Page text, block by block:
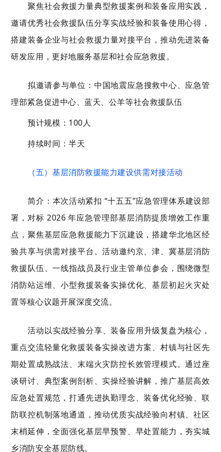
聚焦社会救援力量典型救援案例和装备应用实践，
邀请优秀社会救援队伍分享实战经验和装备使用心得，
搭建装备企业与社会救援力量对接平台，推动先进装备
研发应用，更好地服务基层和社会应急救援。
拟邀请参与单位：中国地震应急搜救中心、应急管
理部紧急促进中心、蓝天、公羊等社会救援队伍
预计规模：100人
持续时间：半天
（五）基层消防救援能力建设供需对接活动
简介：本次活动紧扣 “十五五”应急管理体系建设部
署，对标 2026 年应急管理部基层消防提质增效工作重
点，聚焦基层应急救援能力下沉建设，搭建华北地区经
验共享与供需对接平台。活动邀约京、津、冀基层消防
救援队伍、一线指战员及行业主管单位参会，围绕微型
消防站运维、小型救援装备实操优化、基层初起火灾处
置等核心议题开展深度交流。
活动以实战经验分享、装备应用升级复盘为核心，
重点交流轻量化救援装备实操改进方案、村镇与社区先
期处置成熟战法、末端火灾防控长效管理模式。通过座
谈研讨、典型案例剖析、实操经验讲解，推广基层高效
应急处置规范，打通先进执勤理念、装备优化经验、联
防联控机制落地通道，推动优质实战经验向村镇、社区
末梢延伸，全面强化基层早预警、早处置能力，夯实城
乡消防安全基层防线。